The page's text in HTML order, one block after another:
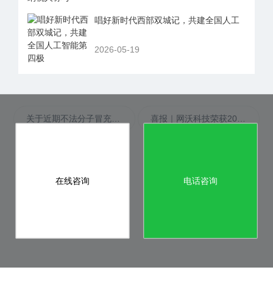
唱好新时代西部双城记，共建全国人工
2026-05-19
在线咨询 电话咨询